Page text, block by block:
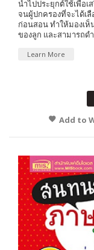
นำไปประยุกต์ใช้เพื่อเ
จนผู้ปกครองที่จะได้
ก่อนสอน ทำให้มองเห็
ของลูก และสามารถด
Learn More
Add to